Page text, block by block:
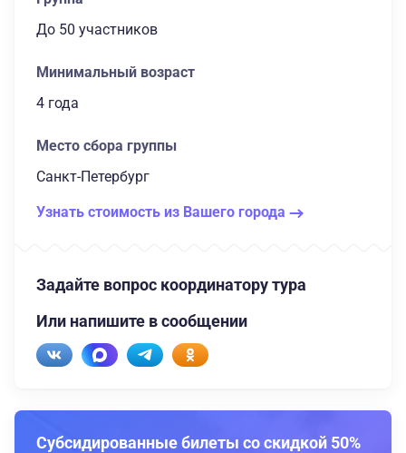
до 50 участников
Минимальный возраст
4 года
Место сбора группы
Санкт-Петербург
Узнать стоимость из Вашего города
Задайте вопрос координатору тура
Или напишите в сообщении
Субсидированные билеты со скидкой 50%